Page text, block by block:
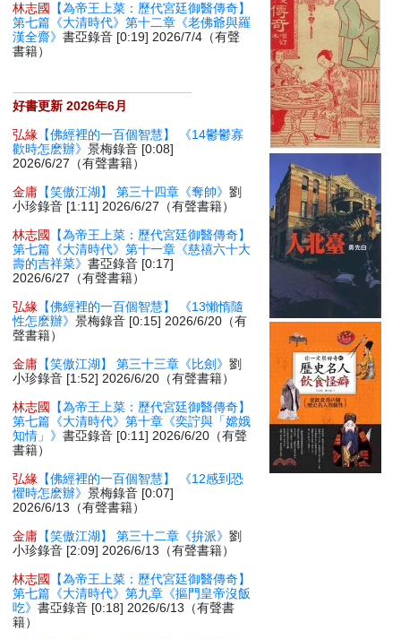
林志國
【為帝王上菜：歷代宮廷御醫傳奇】
第七篇《大清時代》第十二章《老佛爺與羅
漢全齋》書亞錄音 [0:19] 2026/7/4（有聲
書籍）
好書更新 2026年6月
弘緣 【佛經裡的一百個智慧】 《14鬱鬱寡
歡時怎麽辦》景梅錄音 [0:08]
2026/6/27（有聲書籍）
金庸 【笑傲江湖】 第三十四章《奪帥》劉
小珍錄音 [1:11] 2026/6/27（有聲書籍）
林志國
【為帝王上菜：歷代宮廷御醫傳奇】
第七篇《大清時代》第十一章《慈禧六十大
壽的吉祥菜》書亞錄音 [0:17]
2026/6/27（有聲書籍）
弘緣 【佛經裡的一百個智慧】 《13懶惰隨
性怎麽辦》景梅錄音 [0:15] 2026/6/20（有
聲書籍）
金庸 【笑傲江湖】 第三十三章《比劍》劉
小珍錄音 [1:52] 2026/6/20（有聲書籍）
林志國
【為帝王上菜：歷代宮廷御醫傳奇】
第七篇《大清時代》第十章《奕詝與「嫦娥
知情」》書亞錄音 [0:11] 2026/6/20（有聲
書籍）
弘緣 【佛經裡的一百個智慧】 《12感到恐
懼時怎麽辦》景梅錄音 [0:07]
2026/6/13（有聲書籍）
金庸 【笑傲江湖】 第三十二章《拚派》劉
小珍錄音 [2:09] 2026/6/13（有聲書籍）
林志國
【為帝王上菜：歷代宮廷御醫傳奇】
第七篇《大清時代》第九章《摳門皇帝沒飯
吃》書亞錄音 [0:18] 2026/6/13（有聲書
籍）